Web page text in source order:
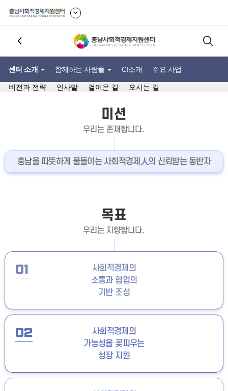
센터 소개 함께하는 사람들 CI소개 주요 사업
비전과 전략 인사말 걸어온 길 오시는 길
미션
우리는 존재합니다.
충남을 따뜻하게 물들이는 사회적경제 人의 신뢰받는 동반자
목표
우리는 지향합니다.
01
사회적경제의
소통과 협업의
기반 조성
02
사회적경제의
가능성을 꽃피우는
성장 지원